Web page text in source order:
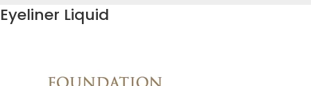
Eyeliner Liquid